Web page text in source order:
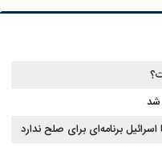
برنامه‌ای برای صلح ندارد